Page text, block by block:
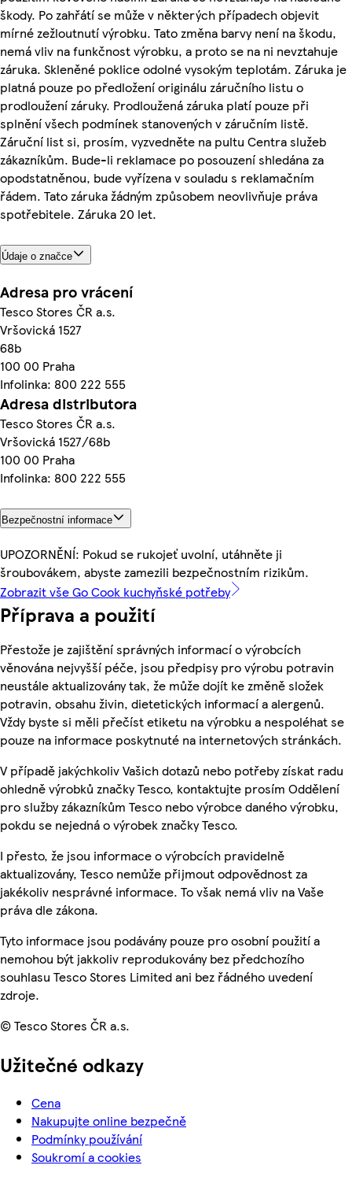
škody. Po zahřátí se může v některých případech objevit
mírné zežloutnutí výrobku. Tato změna barvy není na škodu,
nemá vliv na funkčnost výrobku, a proto se na ni nevztahuje
záruka. Skleněné poklice odolné vysokým teplotám. Záruka je
platná pouze po předložení originálu záručního listu o
prodloužení záruky. Prodloužená záruka platí pouze při
splnění všech podmínek stanovených v záručním listě.
Záruční list si, prosím, vyzvedněte na pultu Centra služeb
zákazníkům. Bude-li reklamace po posouzení shledána za
opodstatněnou, bude vyřízena v souladu s reklamačním
řádem. Tato záruka žádným způsobem neovlivňuje práva
spotřebitele. Záruka 20 let.
Údaje o značce
Adresa pro vrácení
Tesco Stores ČR a.s.
Vršovická 1527
68b
100 00 Praha
Infolinka: 800 222 555
Adresa distributora
Tesco Stores ČR a.s.
Vršovická 1527/68b
100 00 Praha
Infolinka: 800 222 555
Bezpečnostní informace
UPOZORNĚNÍ: Pokud se rukojeť uvolní, utáhněte ji
šroubovákem, abyste zamezili bezpečnostním rizikům.
Zobrazit vše Go Cook kuchyňské potřeby
Příprava a použití
Přestože je zajištění správných informací o výrobcích
věnována nejvyšší péče, jsou předpisy pro výrobu potravin
neustále aktualizovány tak, že může dojít ke změně složek
potravin, obsahu živin, dietetických informací a alergenů.
Vždy byste si měli přečíst etiketu na výrobku a nespoléhat se
pouze na informace poskytnuté na internetových stránkách.
V případě jakýchkoliv Vašich dotazů nebo potřeby získat radu
ohledně výrobků značky Tesco, kontaktujte prosím Oddělení
pro služby zákazníkům Tesco nebo výrobce daného výrobku,
pokdu se nejedná o výrobek značky Tesco.
I přesto, že jsou informace o výrobcích pravidelně
aktualizovány, Tesco nemůže přijmout odpovědnost za
jakékoliv nesprávné informace. To však nemá vliv na Vaše
práva dle zákona.
Tyto informace jsou podávány pouze pro osobní použití a
nemohou být jakkoliv reprodukovány bez předchozího
souhlasu Tesco Stores Limited ani bez řádného uvedení
zdroje.
© Tesco Stores ČR a.s.
Užitečné odkazy
Cena
Nakupujte online bezpečně
Podmínky používání
Soukromí a cookies